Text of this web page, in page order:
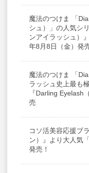
魔法のつけま 「
シュ）」の人気シ
ンアイラッシュ）
年8月8日（金）発
魔法のつけま 「
ラッシュ史上最も
『Darling Eyelash
売
コソ活美容応援ブ
ン）』より大人気
発売！